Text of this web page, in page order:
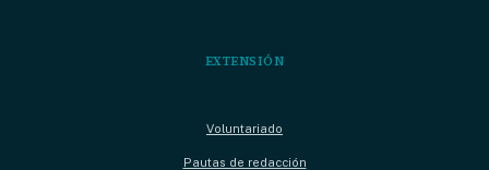
EXTENSIÓN
Voluntariado
Pautas de redacción